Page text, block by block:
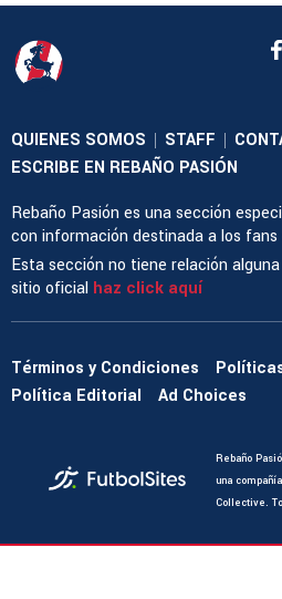
QUIENES SOMOS | STAFF |
ESCRIBE EN REBAÑO PASIÓN
Rebaño Pasión es una sección
con información destinada a los fans
Esta sección no tiene relación
sitio oficial haz click aquí
Términos y Condiciones
Política Editorial
Ad Choices
Rebaño
una
Collective.